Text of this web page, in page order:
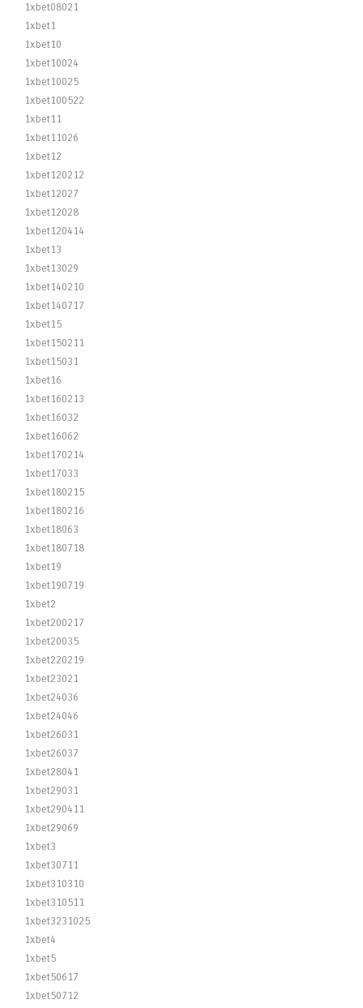
1xbet08021
1xbet1
1xbet10
1xbet10024
1xbet10025
1xbet100522
1xbet11
1xbet11026
1xbet12
1xbet120212
1xbet12027
1xbet12028
1xbet120414
1xbet13
1xbet13029
1xbet140210
1xbet140717
1xbet15
1xbet150211
1xbet15031
1xbet16
1xbet160213
1xbet16032
1xbet16062
1xbet170214
1xbet17033
1xbet180215
1xbet180216
1xbet18063
1xbet180718
1xbet19
1xbet190719
1xbet2
1xbet200217
1xbet20035
1xbet220219
1xbet23021
1xbet24036
1xbet24046
1xbet26031
1xbet26037
1xbet28041
1xbet29031
1xbet290411
1xbet29069
1xbet3
1xbet30711
1xbet310310
1xbet310511
1xbet3231025
1xbet4
1xbet5
1xbet50617
1xbet50712